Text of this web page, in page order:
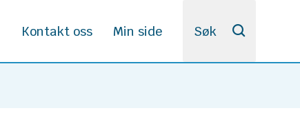
Kontakt oss Min side Søk